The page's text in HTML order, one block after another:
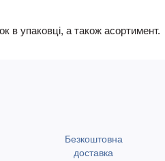
в упаковці, а також асортимент.
Безкоштовна
доставка